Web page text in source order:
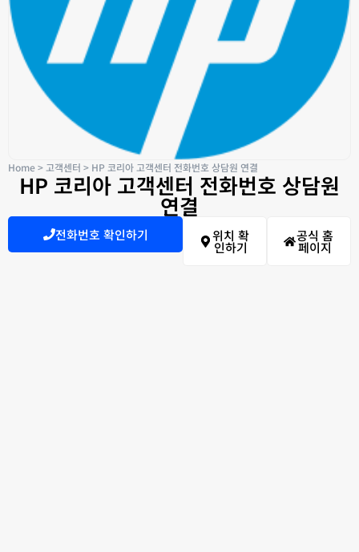
Home>고객센터 > HP 코리아 고객센터 전화번호 상담원 연결
HP 코리아 고객센터 전화번호 상담원
연결
전화번호 확인하기 위치 확
인하기
공식 홈
페이지